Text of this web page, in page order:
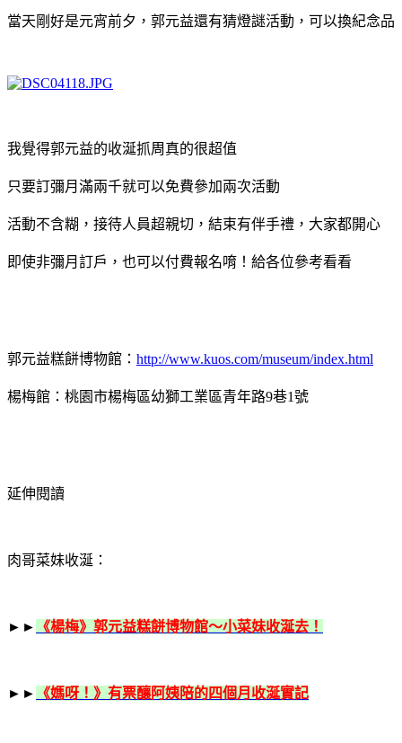
當天剛好是元宵前夕，郭元益還有猜燈謎活動，可以換紀念品
我覺得郭元益的收涎抓周真的很超值
只要訂彌月滿兩千就可以免費參加兩次活動
活動不含糊，接待人員超親切，結束有伴手禮，大家都開心
即使非彌月訂戶，也可以付費報名唷！給各位參考看看
郭元益糕餅博物館： http://www.kuos.com/museum/index.html
楊梅館：桃園市楊梅區幼獅工業區青年路9巷1號
延伸閱讀
肉哥菜妹收涎：
►► 《楊梅》郭元益糕餅博物館～小菜妹收涎去！
►► 《媽呀！》有票釀阿姨陪的四個月收涎實記